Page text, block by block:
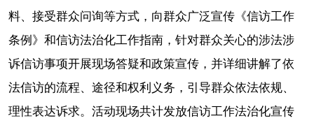
料、接受群众问询等方式，向群众广泛宣传《信访工作
条例》和信访法治化工作指南，针对群众关心的涉法涉
诉信访事项开展现场答疑和政策宣传，并详细讲解了依
法信访的流程、途径和权利义务，引导群众依法依规、
理性表达诉求。活动现场共计发放信访工作法治化宣传